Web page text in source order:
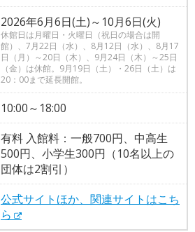
2026年6月6日(土)～10月6日(火)
休館日は月曜日・火曜日（祝日の場合は開
館）、7月22日（水）、8月12日（水）、8月17
日（月）～20日（木）、9月24日（木）～25日
（金）は休館。9月19日（土）・26日（土）は
20：00まで延長開館。
10:00～18:00
有料 入館料：一般700円、中高生
500円、小学生300円（10名以上の
団体は2割引）
公式サイトほか、関連サイトはこち
ら